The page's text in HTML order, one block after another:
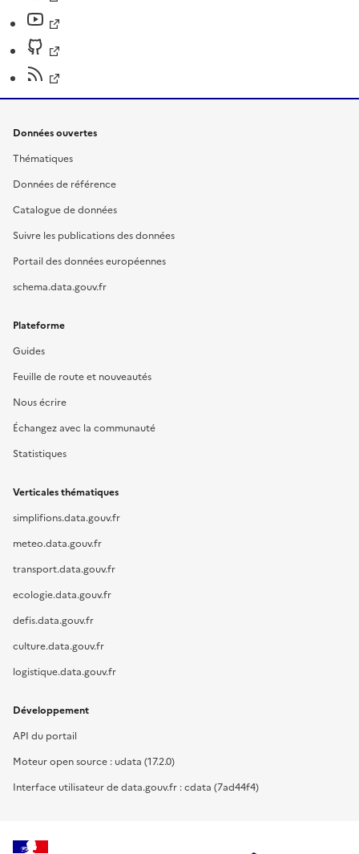
Données ouvertes
Thématiques
Données de référence
Catalogue de données
Suivre les publications des données
Portail des données européennes
schema.data.gouv.fr
Plateforme
Guides
Feuille de route et nouveautés
Nous écrire
Échangez avec la communauté
Statistiques
Verticales thématiques
simplifions.data.gouv.fr
meteo.data.gouv.fr
transport.data.gouv.fr
ecologie.data.gouv.fr
defis.data.gouv.fr
culture.data.gouv.fr
logistique.data.gouv.fr
Développement
API du portail
Moteur open source : udata (17.2.0)
Interface utilisateur de data.gouv.fr : cdata (7ad44f4)